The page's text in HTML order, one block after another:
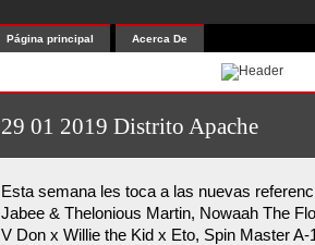
Página principal Acerca De
29 01 2019 Distrito Apache
Esta semana les toca a las nuevas
Jabee & Thelonious Martin, Nowaah The
V Don x Willie the Kid x Eto, Spin Master